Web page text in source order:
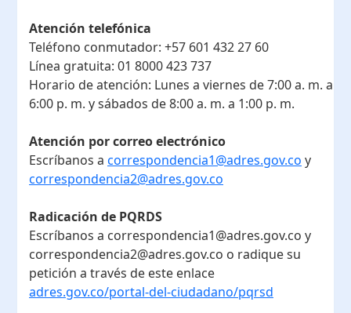
Atención telefónica
Teléfono conmutador: +57 601 432 27 60
Línea gratuita: 01 8000 423 737
Horario de atención: Lunes a viernes de 7:00 a. m. a
6:00 p. m. y sábados de 8:00 a. m. a 1:00 p. m.
Atención por correo electrónico
Escríbanos a correspondencia1@adres.gov.co y
correspondencia2@adres.gov.co
Radicación de PQRDS
Escríbanos a correspondencia1@adres.gov.co y
correspondencia2@adres.gov.co o radique su
petición a través de este enlace
adres.gov.co/portal-del-ciudadano/pqrsd